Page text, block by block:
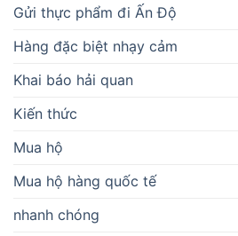
Gửi thực phẩm đi Ấn Độ
Hàng đặc biệt nhạy cảm
Khai báo hải quan
Kiến thức
Mua hộ
Mua hộ hàng quốc tế
nhanh chóng